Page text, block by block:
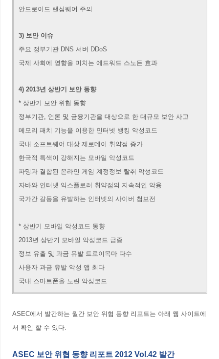
안드로이드 랜섬웨어 주의
3) 보안 이슈
주요 정부기관 DNS 서버 DDoS
국제 사회에 영향을 미치는 에드워드 스노든 효과
4) 2013년 상반기 보안 동향
* 상반기 보안 위협 동향
정부기관, 언론 및 금융기관을 대상으로 한 대규모 보안 사고
메모리 패치 기능을 이용한 인터넷 뱅킹 악성코드
국내 소프트웨어 대상 제로데이 취약점 증가
한국적 특색이 강해지는 모바일 악성코드
파밍과 결합된 온라인 게임 계정정보 탈취 악성코드
자바와 인터넷 익스플로러 취약점의 지속적인 악용
국가간 갈등을 유발하는 인터넷의 사이버 첩보전
* 상반기 모바일 악성코드 동향
2013년 상반기 모바일 악성코드 급증
정보 유출 및 과금 유발 트로이목마 다수
사용자 과금 유발 악성 앱 최다
국내 스마트폰을 노린 악성코드
ASEC에서 발간하는 월간 보안 위협 동향 리포트는 아래 웹 사이트에
서 확인 할 수 있다.
ASEC 보안 위협 동향 리포트 2012 Vol.42 발간